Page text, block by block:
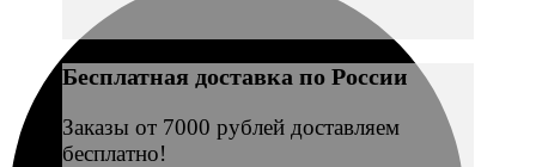
Бесплатная доставка по России
Заказы от 7000 рублей доставляем
бесплатно!